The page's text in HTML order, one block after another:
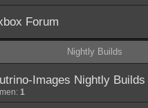
Forum
Nightly Builds
Images Nightly Builds
1